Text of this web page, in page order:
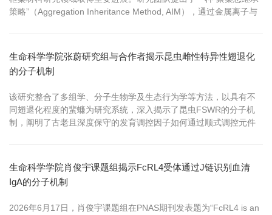
策略”（Aggregation Inheritance Method, AIM），通过金属离子与
积模式的可控编程。
生命科学学院张蔚研究组与合作者揭示昆虫雌性特异性翅退化
的分子机制
该研究整合了多组学、分子生物学及生态行为学等方法，以具有不
同翅退化程度的蜚蠊为研究系统，深入揭示了昆虫FSWR的分子机
制，阐明了古老且深度保守的发育调控因子如何通过顺式调控元件
生命科学学院肖俊宇课题组揭示FcRL4受体通过J链识别血清
IgA的分子机制
2026年6月17日，肖俊宇课题组在PNAS期刊发表题为“FcRL4 is an